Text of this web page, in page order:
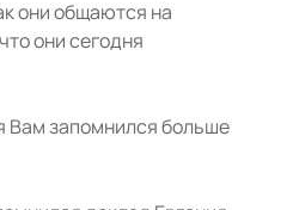
они общаются на
они сегодня
Вам запомнился больше